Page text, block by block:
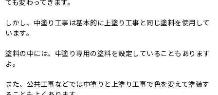
ても変わってきます。
しかし、中塗り工事は基本的に上塗り工事と同じ塗料を使用して
います。
塗料の中には、中塗り専用の塗料を設定していることもあります
よ。
また、公共工事などでは中塗りと上塗り工事で色を変えて塗装す